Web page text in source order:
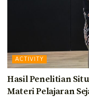
ACTIVITY
Hasil Penelitian
Materi Pelajaran